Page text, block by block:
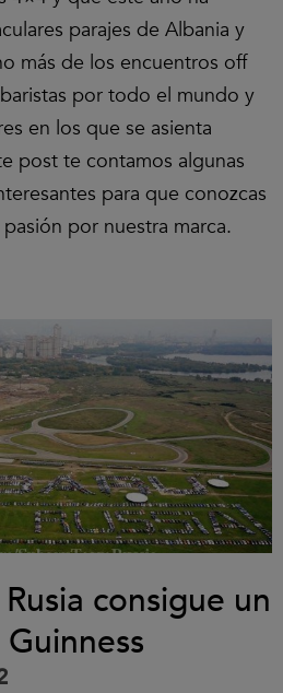
parajes de Albania y
más de los encuentros off
por todo el mundo y
en los que se asienta
post te contamos algunas
para que conozcas
por nuestra marca.
consigue un